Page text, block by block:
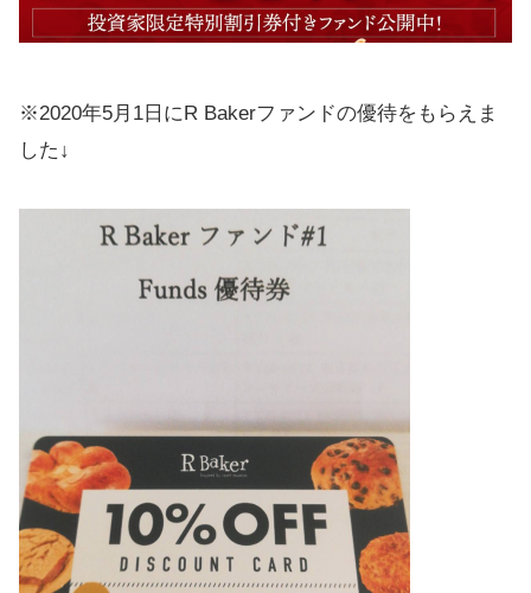
※2020年5月1日にR Bakerファンドの優待をもらえま
した↓